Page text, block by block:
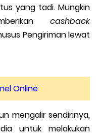
yang tadi. Mungkin
cashback
Pengiriman lewat
Online
mengalir sendirinya,
untuk melakukan